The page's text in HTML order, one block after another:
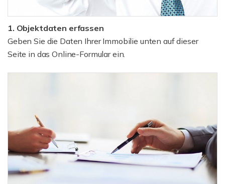
1. Objektdaten erfassen
Geben Sie die Daten Ihrer Immobilie unten auf dieser
Seite in das Online-Formular ein.